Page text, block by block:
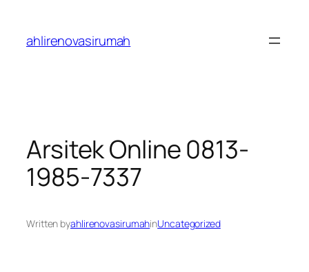
content
ahlirenovasirumah
Arsitek Online 0813-
1985-7337
Written byahlirenovasirumahinUncategorized